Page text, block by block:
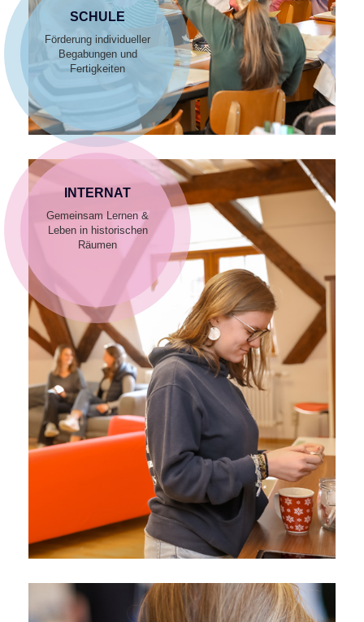
SCHULE
Förderung individueller
Begabungen und
Fertigkeiten
INTERNAT
Gemeinsam Lernen &
Leben in historischen
Räumen